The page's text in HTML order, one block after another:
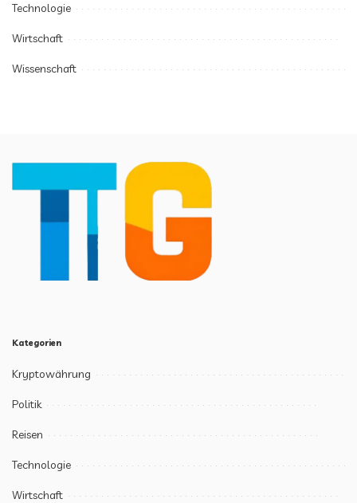
Technologie
Wirtschaft
Wissenschaft
Kategorien
Kryptowährung
Politik
Reisen
Technologie
Wirtschaft